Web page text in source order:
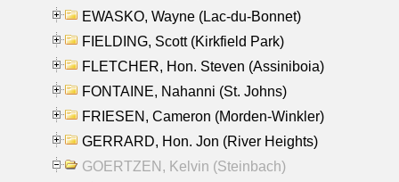
EWASKO, Wayne (Lac-du-Bonnet)
FIELDING, Scott (Kirkfield Park)
FLETCHER, Hon. Steven (Assiniboia)
FONTAINE, Nahanni (St. Johns)
FRIESEN, Cameron (Morden-Winkler)
GERRARD, Hon. Jon (River Heights)
GOERTZEN, Kelvin (Steinbach)